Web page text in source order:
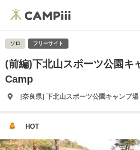
ソロ フリーサイト
(前編)下北山スポーツ公園
Camp
[奈良県] 下北山スポーツ公園キャンプ場
HOT